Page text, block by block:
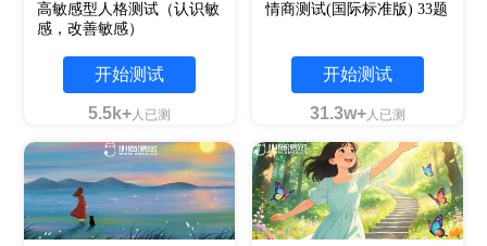
高敏感型人格测试（认识敏
感，改善敏感）
开始测试
5.5k+人已测
情商测试(国际标准版) 33题
开始测试
31.3w+人已测